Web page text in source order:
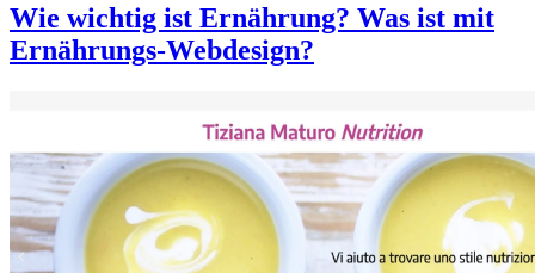
Wie wichtig ist Ernährung? Was ist mit
Ernährungs-Webdesign?